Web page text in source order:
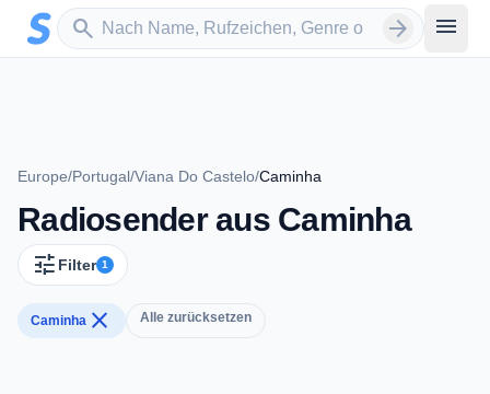
Zum Hauptinhalt springen
search
Sender suchen arrow_forward menu
Europe/Portugal/Viana Do Castelo/Caminha
Radiosender aus Caminha
tune Filter 1
Caminha close Alle zurücksetzen